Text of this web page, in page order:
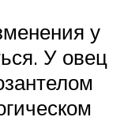
у
У овец